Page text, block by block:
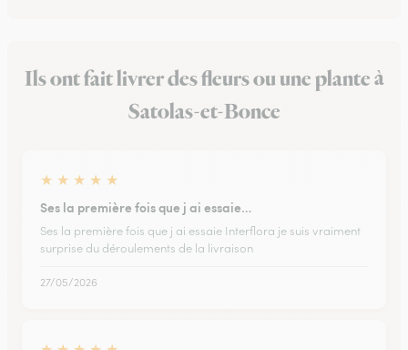
Ils ont fait livrer des fleurs ou une plante à
Satolas-et-Bonce
★ ★ ★ ★ ★
Ses la première fois que j ai essaie…
Ses la première fois que j ai essaie Interflora je suis vraiment
surprise du déroulements de la livraison
27/05/2026